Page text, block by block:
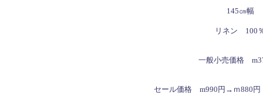
145㎝幅
リネン 100
一般小売価格
セール価格 m990円→ｍ880